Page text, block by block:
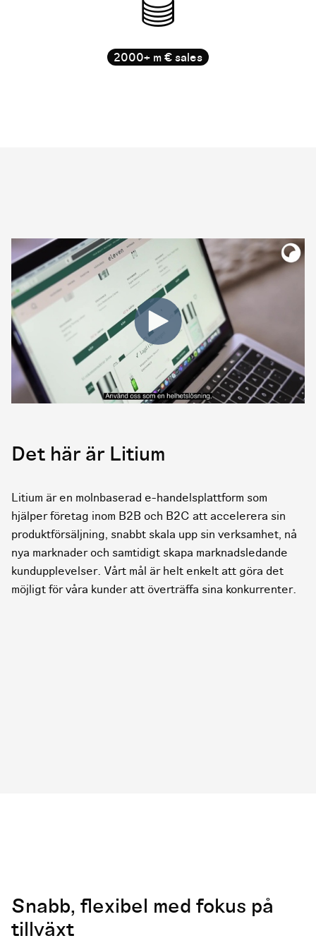
2000+ m € sales
Det här är Litium
Litium är en molnbaserad e-handelsplattform som
hjälper företag inom B2B och B2C att accelerera sin
produktförsäljning, snabbt skala upp sin verksamhet, nå
nya marknader och samtidigt skapa marknadsledande
kundupplevelser. Vårt mål är helt enkelt att göra det
möjligt för våra kunder att överträffa sina konkurrenter.
Snabb, flexibel med fokus på
tillväxt